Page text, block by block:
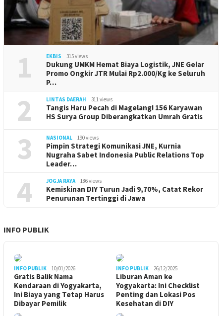
1 EKBIS 315 views
Dukung UMKM Hemat Biaya Logistik, JNE Gelar
Promo Ongkir JTR Mulai Rp2.000/Kg ke Seluruh
P…
2 LINTAS DAERAH 311 views
Tangis Haru Pecah di Magelang! 156 Karyawan
HS Surya Group Diberangkatkan Umrah Gratis
3 NASIONAL 190 views
Pimpin Strategi Komunikasi JNE, Kurnia
Nugraha Sabet Indonesia Public Relations Top
Leader…
4 JOGJA RAYA 186 views
Kemiskinan DIY Turun Jadi 9,70%, Catat Rekor
Penurunan Tertinggi di Jawa
INFO PUBLIK
INFO PUBLIK 10/01/2026
Gratis Balik Nama
Kendaraan di Yogyakarta,
Ini Biaya yang Tetap Harus
Dibayar Pemilik
INFO PUBLIK 26/12/2025
Liburan Aman ke
Yogyakarta: Ini Checklist
Penting dan Lokasi Pos
Kesehatan di DIY